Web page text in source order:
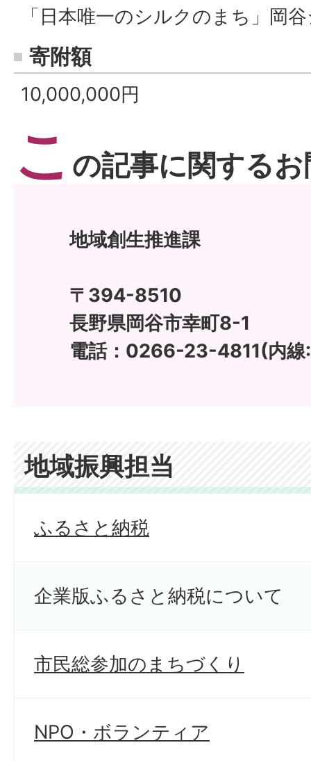
「日本唯一のシルクのまち」岡
寄附額
10,000,000円
こ の記事に関する
地域創生推進課
〒394-8510
長野県岡谷市幸町8-1
電話：0266-23-4811(内線
地域振興担当
ふるさと納税
企業版ふるさと納税について
市民総参加のまちづくり
NPO・ボランティア